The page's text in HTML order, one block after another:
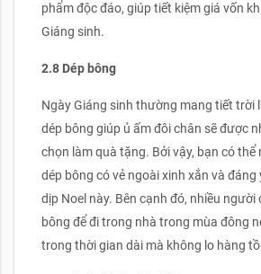
phẩm độc đáo, giúp tiết kiệm giá vốn
Giáng sinh.
2.8 Dép bông
Ngày Giáng sinh thường mang tiết trời
dép bông giúp ủ ấm đôi chân sẽ được
chọn làm quà tặng. Bởi vậy, bạn có
dép bông có vẻ ngoài xinh xắn và đáng
dịp Noel này. Bên cạnh đó, nhiều người
bông để đi trong nhà trong mùa đông
trong thời gian dài mà không lo hàng